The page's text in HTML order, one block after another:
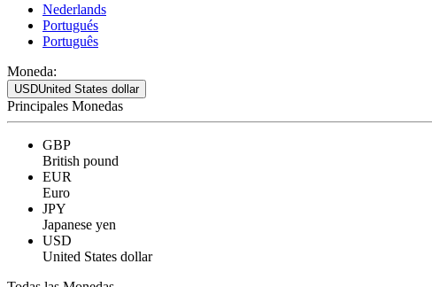
Nederlands
Portugués
Português
Moneda:
USDUnited States dollar
Principales Monedas
GBP
British pound
EUR
Euro
JPY
Japanese yen
USD
United States dollar